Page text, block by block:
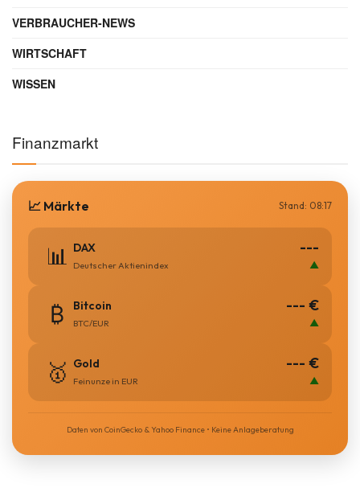
VERBRAUCHER-NEWS
WIRTSCHAFT
WISSEN
Finanzmarkt
📈 Märkte Stand: 08:17
📊 DAX
Deutscher Aktienindex
---
▲
₿ Bitcoin
BTC/EUR
--- €
▲
🥇 Gold
Feinunze in EUR
--- €
▲
Daten von CoinGecko & Yahoo Finance • Keine Anlageberatung